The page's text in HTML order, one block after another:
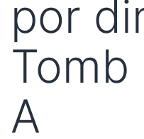
por
Tomb
A